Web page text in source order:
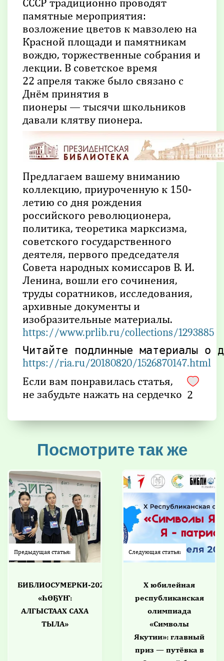
памятные мероприятия:
возложение цветов к мавзолею на
Красной площади и памятникам
вождю, торжественные собрания и
лекции. В советское время
22 апреля также было связано с
Днём принятия в
пионеры — тысячи школьников
давали клятву пионера.
Предлагаем вашему вниманию
коллекцию, приуроченную к 150-
летию со дня рождения
российского революционера,
политика, теоретика марксизма,
советского государственного
деятеля, первого председателя
Совета народных комиссаров В. И.
Ленина, вошли его сочинения,
труды соратников, исследования,
архивные документы и
изобразительные материалы.
https://www.prlib.ru/collections/1293885
https://ria.ru/20180820/1526870147.html
Если вам понравилась статья,
не забудьте нажать на сердечко 2
Посмотрите так же
Предыдущая статья:
БИБЛИОСУМЕРКИ-2026:
«ҺӨҔҮҤ:
АЛГЫСТААХ САХА
ТЫЛА»
Следующая статья:
X юбилейная
республиканская
олимпиада
«Символы
Якутии»: главный
приз — путёвка в